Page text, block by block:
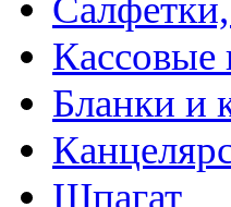
Кассовые
Бланки и
Шпагат